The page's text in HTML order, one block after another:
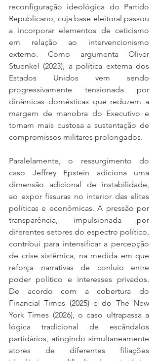
reconfiguração ideológica do Partido
Republicano, cuja base eleitoral passou
a incorporar elementos de ceticismo
em relação ao intervencionismo
externo. Como argumenta Oliver
Stuenkel (2023), a política externa dos
Estados Unidos vem sendo
progressivamente tensionada por
dinâmicas domésticas que reduzem a
margem de manobra do Executivo e
tornam mais custosa a sustentação de
compromissos militares prolongados.
Paralelamente, o ressurgimento do
caso Jeffrey Epstein adiciona uma
dimensão adicional de instabilidade,
ao expor fissuras no interior das elites
políticas e econômicas. A pressão por
transparência, impulsionada por
diferentes setores do espectro político,
contribui para intensificar a percepção
de crise sistêmica, na medida em que
reforça narrativas de conluio entre
poder político e interesses privados.
De acordo com a cobertura do
Financial Times (2025) e do The New
York Times (2026), o caso ultrapassa a
lógica tradicional de escândalos
partidários, atingindo simultaneamente
atores de diferentes filiações